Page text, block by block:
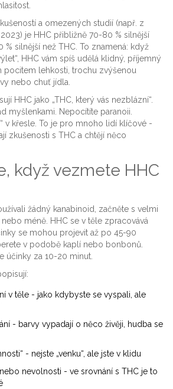
a omezených studií (např. z
je HHC přibližně 70-80 % silnější
% silnější než THC. To znamená: když
HHC vám spíš udělá klidný, příjemný
lehkosti, trochu zvýšenou
nebo chuť jídla.
HHC jako „THC, který vás nezblázní“.
myšlenkami. Nepocítíte paranoii.
v křesle. To je pro mnoho lidí klíčové -
zkušenosti s THC a chtějí něco
když vezmete HHC
žádný kanabinoid, začněte s velmi
méně. HHC se v těle zpracovává
se mohou projevit až po 45-90
v podobě kaplí nebo bonbonů.
účinky za 10-20 minut.
v těle - jako kdybyste se vyspali, ale
- barvy vypadají o něco živěji, hudba se
- nejste „venku“, ale jste v klidu
nevolnosti - ve srovnání s THC je to